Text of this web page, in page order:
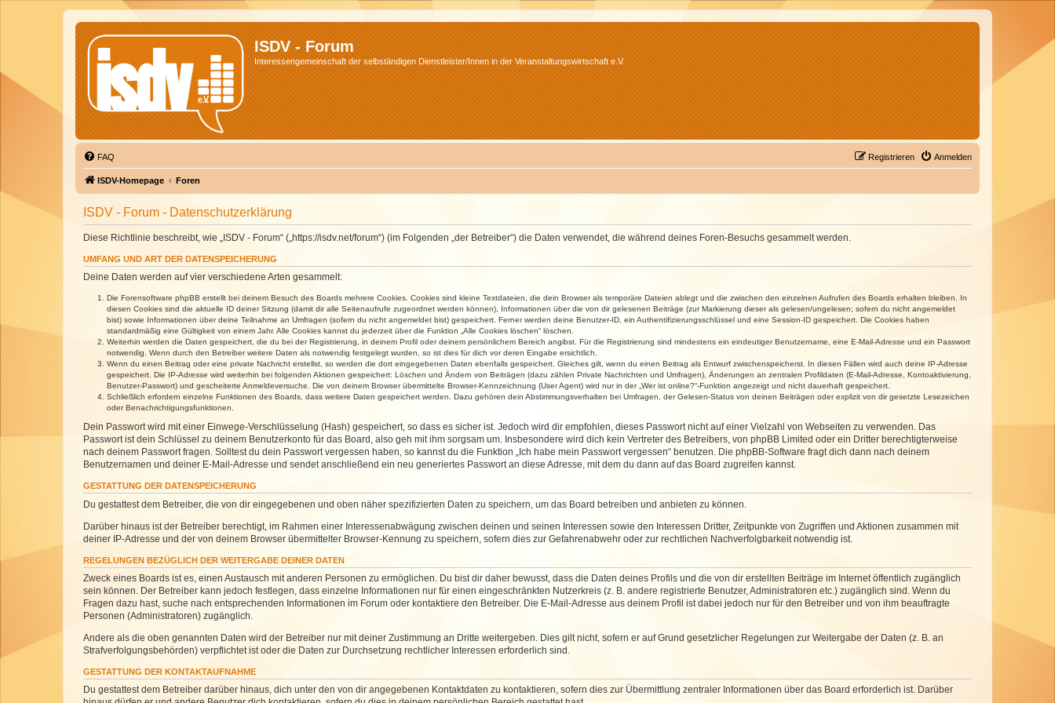
ISDV - Forum
Interessengemeinschaft der selbständigen Dienstleister/Innen in der Veranstaltungswirtschaft e.V.
FAQ Anmelden
Registrieren
ISDV-Homepage Foren
ISDV - Forum - Datenschutzerklärung
Diese Richtlinie beschreibt, wie „ISDV - Forum“ („https://isdv.net/forum“) (im Folgenden „der Betreiber“) die Daten verwendet, die während deines Foren-Besuchs gesammelt werden.
UMFANG UND ART DER DATENSPEICHERUNG
Deine Daten werden auf vier verschiedene Arten gesammelt:
Die Forensoftware phpBB erstellt bei deinem Besuch des Boards mehrere Cookies. Cookies sind kleine Textdateien, die dein Browser als temporäre Dateien ablegt und die zwischen den einzelnen Aufrufen des Boards erhalten bleiben. In
diesen Cookies sind die aktuelle ID deiner Sitzung (damit dir alle Seitenaufrufe zugeordnet werden können), Informationen über die von dir gelesenen Beiträge (zur Markierung dieser als gelesen/ungelesen; sofern du nicht angemeldet
bist) sowie Informationen über deine Teilnahme an Umfragen (sofern du nicht angemeldet bist) gespeichert. Ferner werden deine Benutzer-ID, ein Authentifizierungsschlüssel und eine Session-ID gespeichert. Die Cookies haben
standardmäßig eine Gültigkeit von einem Jahr. Alle Cookies kannst du jederzeit über die Funktion „Alle Cookies löschen“ löschen.
Weiterhin werden die Daten gespeichert, die du bei der Registrierung, in deinem Profil oder deinem persönlichem Bereich angibst. Für die Registrierung sind mindestens ein eindeutiger Benutzername, eine E-Mail-Adresse und ein Passwort
notwendig. Wenn durch den Betreiber weitere Daten als notwendig festgelegt wurden, so ist dies für dich vor deren Eingabe ersichtlich.
Wenn du einen Beitrag oder eine private Nachricht erstellst, so werden die dort eingegebenen Daten ebenfalls gespeichert. Gleiches gilt, wenn du einen Beitrag als Entwurf zwischenspeicherst. In diesen Fällen wird auch deine IP-Adresse
gespeichert. Die IP-Adresse wird weiterhin bei folgenden Aktionen gespeichert: Löschen und Ändern von Beiträgen (dazu zählen Private Nachrichten und Umfragen), Änderungen an zentralen Profildaten (E-Mail-Adresse, Kontoaktivierung,
Benutzer-Passwort) und gescheiterte Anmeldeversuche. Die von deinem Browser übermittelte Browser-Kennzeichnung (User Agent) wird nur in der „Wer ist online?“-Funktion angezeigt und nicht dauerhaft gespeichert.
Schließlich erfordern einzelne Funktionen des Boards, dass weitere Daten gespeichert werden. Dazu gehören dein Abstimmungsverhalten bei Umfragen, der Gelesen-Status von deinen Beiträgen oder explizit von dir gesetzte Lesezeichen
oder Benachrichtigungsfunktionen.
Dein Passwort wird mit einer Einwege-Verschlüsselung (Hash) gespeichert, so dass es sicher ist. Jedoch wird dir empfohlen, dieses Passwort nicht auf einer Vielzahl von Webseiten zu verwenden. Das
Passwort ist dein Schlüssel zu deinem Benutzerkonto für das Board, also geh mit ihm sorgsam um. Insbesondere wird dich kein Vertreter des Betreibers, von phpBB Limited oder ein Dritter berechtigterweise
nach deinem Passwort fragen. Solltest du dein Passwort vergessen haben, so kannst du die Funktion „Ich habe mein Passwort vergessen“ benutzen. Die phpBB-Software fragt dich dann nach deinem
Benutzernamen und deiner E-Mail-Adresse und sendet anschließend ein neu generiertes Passwort an diese Adresse, mit dem du dann auf das Board zugreifen kannst.
GESTATTUNG DER DATENSPEICHERUNG
Du gestattest dem Betreiber, die von dir eingegebenen und oben näher spezifizierten Daten zu speichern, um das Board betreiben und anbieten zu können.
Darüber hinaus ist der Betreiber berechtigt, im Rahmen einer Interessenabwägung zwischen deinen und seinen Interessen sowie den Interessen Dritter, Zeitpunkte von Zugriffen und Aktionen zusammen mit
deiner IP-Adresse und der von deinem Browser übermittelter Browser-Kennung zu speichern, sofern dies zur Gefahrenabwehr oder zur rechtlichen Nachverfolgbarkeit notwendig ist.
REGELUNGEN BEZÜGLICH DER WEITERGABE DEINER DATEN
Zweck eines Boards ist es, einen Austausch mit anderen Personen zu ermöglichen. Du bist dir daher bewusst, dass die Daten deines Profils und die von dir erstellten Beiträge im Internet öffentlich zugänglich
sein können. Der Betreiber kann jedoch festlegen, dass einzelne Informationen nur für einen eingeschränkten Nutzerkreis (z. B. andere registrierte Benutzer, Administratoren etc.) zugänglich sind. Wenn du
Fragen dazu hast, suche nach entsprechenden Informationen im Forum oder kontaktiere den Betreiber. Die E-Mail-Adresse aus deinem Profil ist dabei jedoch nur für den Betreiber und von ihm beauftragte
Personen (Administratoren) zugänglich.
Andere als die oben genannten Daten wird der Betreiber nur mit deiner Zustimmung an Dritte weitergeben. Dies gilt nicht, sofern er auf Grund gesetzlicher Regelungen zur Weitergabe der Daten (z. B. an
Strafverfolgungsbehörden) verpflichtet ist oder die Daten zur Durchsetzung rechtlicher Interessen erforderlich sind.
GESTATTUNG DER KONTAKTAUFNAHME
Du gestattest dem Betreiber darüber hinaus, dich unter den von dir angegebenen Kontaktdaten zu kontaktieren, sofern dies zur Übermittlung zentraler Informationen über das Board erforderlich ist. Darüber